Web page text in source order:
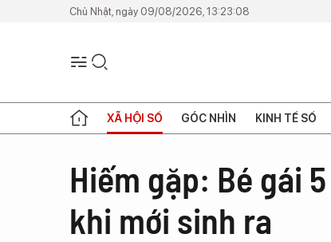
Chủ Nhật, ngày 09/08/2026, 13:23:08
XÃ HỘI SỐ GÓC NHÌN KINH TẾ SỐ
Hiếm gặp: Bé gái
khi mới sinh ra